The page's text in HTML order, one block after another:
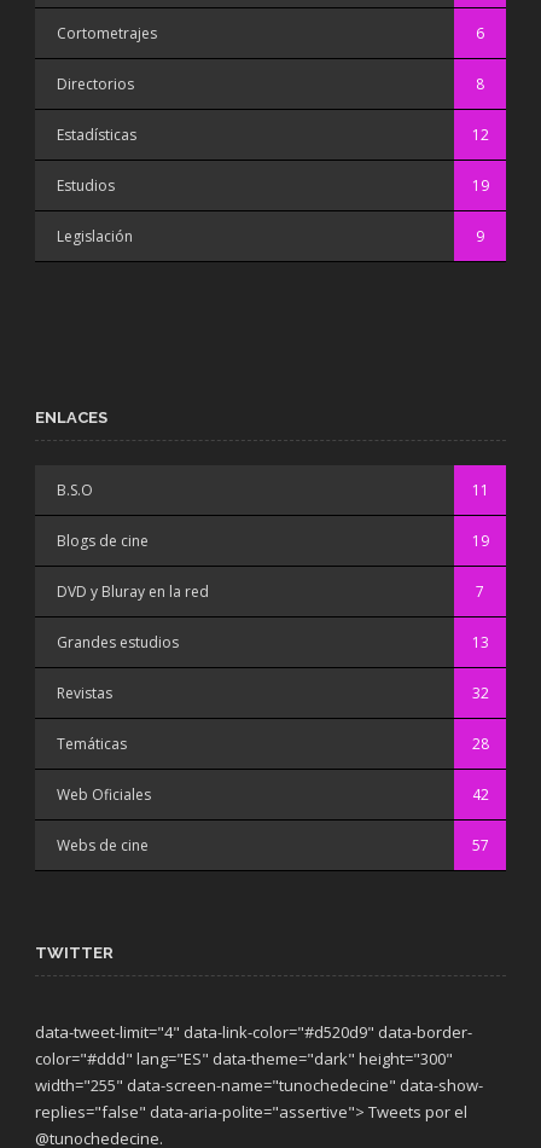
Cortometrajes 6
Directorios 8
Estadísticas 12
Estudios 19
Legislación 9
ENLACES
B.S.O 11
Blogs de cine 19
DVD y Bluray en la red 7
Grandes estudios 13
Revistas 32
Temáticas 28
Web Oficiales 42
Webs de cine 57
TWITTER
data-tweet-limit="4" data-link-color="#d520d9" data-border-
color="#ddd" lang="ES" data-theme="dark" height="300"
width="255" data-screen-name="tunochedecine" data-show-
replies="false" data-aria-polite="assertive"> Tweets por el
@tunochedecine.